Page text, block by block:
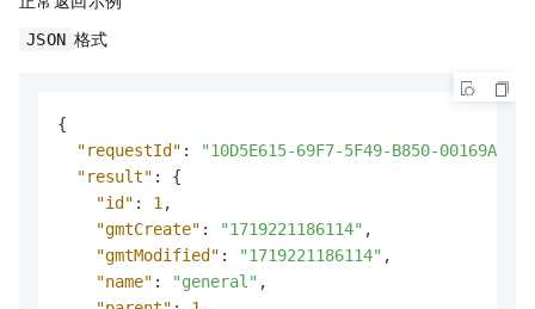
JSON 格式
{
"requestId" :
"10D5E615-69F7-5F49-B850-
"result" :
{
"id" : 1 ,
"gmtCreate" : "1719221186114" ,
"gmtModified" : "1719221186114" ,
"name" : "general" ,